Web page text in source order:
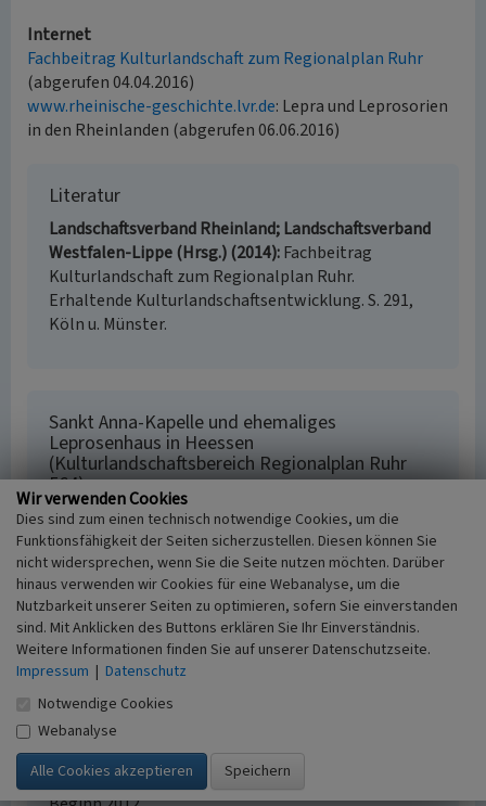
Internet
Fachbeitrag Kulturlandschaft zum Regionalplan Ruhr
(abgerufen 04.04.2016)
www.rheinische-geschichte.lvr.de: Lepra und Leprosorien
in den Rheinlanden (abgerufen 06.06.2016)
Literatur
Landschaftsverband Rheinland; Landschaftsverband
Westfalen-Lippe (Hrsg.) (2014) Fachbeitrag
Kulturlandschaft zum Regionalplan Ruhr.
Erhaltende Kulturlandschaftsentwicklung. S. 291,
Köln u. Münster.
Sankt Anna-Kapelle und ehemaliges
Leprosenhaus in Heessen
(Kulturlandschaftsbereich Regionalplan Ruhr
564)
Schlagwörter
Kulturlandschaftsbereich Kapelle (Bauwerk)
Leprosorium
Fachsicht(en)
Kulturlandschaftspflege, Archäologie,
Denkmalpflege, Landeskunde, Raumplanung
Erfassungsmaßstab
i.d.R. 1:25.000 (kleiner als 1:20.000)
Erfassungsmethode
Literaturauswertung, Geländebegehung/-
kartierung, Archivauswertung
Historischer Zeitraum
Wir verwenden Cookies
Dies sind zum einen technisch notwendige Cookies, um die
Funktionsfähigkeit der Seiten sicherzustellen. Diesen können Sie
nicht widersprechen, wenn Sie die Seite nutzen möchten. Darüber
hinaus verwenden wir Cookies für eine Webanalyse, um die
Nutzbarkeit unserer Seiten zu optimieren, sofern Sie einverstanden
sind. Mit Anklicken des Buttons erklären Sie Ihr Einverständnis.
Weitere Informationen finden Sie auf unserer Datenschutzseite.
Impressum | Datenschutz
Notwendige Cookies
Webanalyse